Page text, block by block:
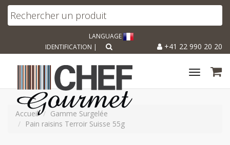
LANGUAGE
+41 22 990 20 20
IDENTIFICATION |
Toggle
Accueil
Gamme Surgelée
Pain raisins Terroir Suisse 55g